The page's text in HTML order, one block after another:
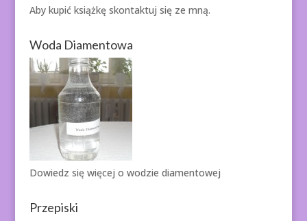
Aby kupić książkę skontaktuj się ze mną.
Woda Diamentowa
Dowiedz się więcej o wodzie diamentowej
Przepiski